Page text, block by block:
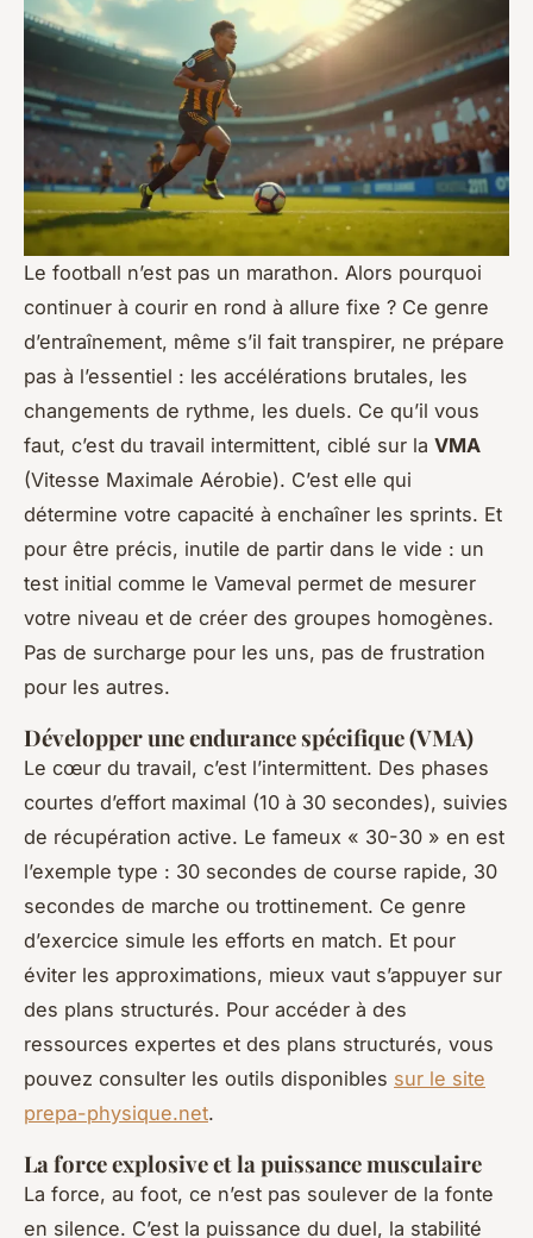
Le football n’est pas un marathon. Alors pourquoi
continuer à courir en rond à allure fixe ? Ce genre
d’entraînement, même s’il fait transpirer, ne prépare
pas à l’essentiel : les accélérations brutales, les
changements de rythme, les duels. Ce qu’il vous
faut, c’est du travail intermittent, ciblé sur la VMA
(Vitesse Maximale Aérobie). C’est elle qui
détermine votre capacité à enchaîner les sprints. Et
pour être précis, inutile de partir dans le vide : un
test initial comme le Vameval permet de mesurer
votre niveau et de créer des groupes homogènes.
Pas de surcharge pour les uns, pas de frustration
pour les autres.
Développer une endurance spécifique (VMA)
Le cœur du travail, c’est l’intermittent. Des phases
courtes d’effort maximal (10 à 30 secondes), suivies
de récupération active. Le fameux « 30-30 » en est
l’exemple type : 30 secondes de course rapide, 30
secondes de marche ou trottinement. Ce genre
d’exercice simule les efforts en match. Et pour
éviter les approximations, mieux vaut s’appuyer sur
des plans structurés. Pour accéder à des
ressources expertes et des plans structurés, vous
pouvez consulter les outils disponibles sur le site
prepa-physique.net.
La force explosive et la puissance musculaire
La force, au foot, ce n’est pas soulever de la fonte
en silence. C’est la puissance du duel, la stabilité